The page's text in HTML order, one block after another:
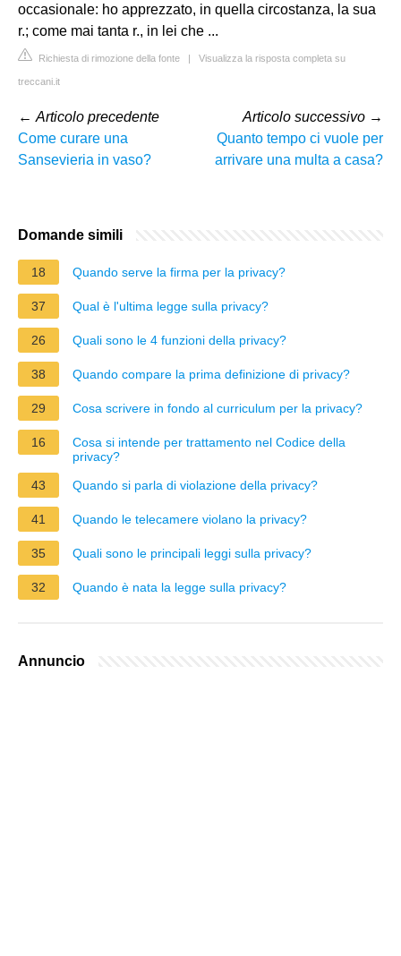
occasionale: ho apprezzato, in quella circostanza, la sua
r.; come mai tanta r., in lei che ...
Richiesta di rimozione della fonte | Visualizza la risposta completa su
treccani.it
← Articolo precedente
Come curare una
Sansevieria in vaso?
Articolo successivo →
Quanto tempo ci vuole per
arrivare una multa a casa?
Domande simili
18 Quando serve la firma per la privacy?
37 Qual è l'ultima legge sulla privacy?
26 Quali sono le 4 funzioni della privacy?
38 Quando compare la prima definizione di privacy?
29 Cosa scrivere in fondo al curriculum per la privacy?
16
Cosa si intende per trattamento nel Codice della
privacy?
43
Quando si parla di violazione della privacy?
41 Quando le telecamere violano la privacy?
35 Quali sono le principali leggi sulla privacy?
32 Quando è nata la legge sulla privacy?
Annuncio